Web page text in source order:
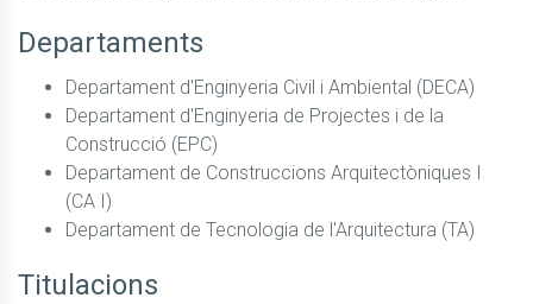
Departaments
Departament d'Enginyeria Civil i Ambiental (DECA)
Departament d'Enginyeria de Projectes i de la
Construcció (EPC)
Departament de Construccions Arquitectòniques I
(CA I)
Departament de Tecnologia de l'Arquitectura (TA)
Titulacions